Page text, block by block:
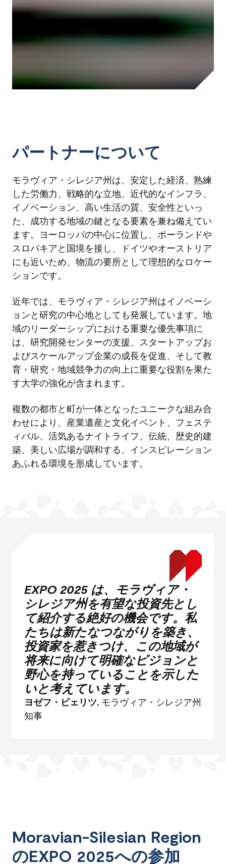
パートナーについて
モラヴィア・シレジア州は、安定した経済、熟練
した労働力、戦略的な立地、近代的なインフラ、
イノベーション、高い生活の質、安全性といっ
た、成功する地域の鍵となる要素を兼ね備えてい
ます。ヨーロッパの中心に位置し、ポーランドや
スロバキアと国境を接し、ドイツやオーストリア
にも近いため、物流の要所として理想的なロケー
ションです。
近年では、モラヴィア・シレジア州はイノベーシ
ョンと研究の中心地としても発展しています。地
域のリーダーシップにおける重要な優先事項に
は、研究開発センターの支援、スタートアップお
よびスケールアップ企業の成長を促進、そして教
育・研究・地域競争力の向上に重要な役割を果た
す大学の強化が含まれます。
複数の都市と町が一体となったユニークな組み合
わせにより、産業遺産と文化イベント、フェステ
ィバル、活気あるナイトライフ、伝統、歴史的建
築、美しい広場が調和する、インスピレーション
あふれる環境を形成しています。
EXPO 2025 は、モラヴィア・
シレジア州を有望な投資先とし
て紹介する絶好の機会です。私
たちは新たなつながりを築き、
投資家を惹きつけ、この地域が
将来に向けて明確なビジョンと
野心を持っていることを示した
いと考えています。
ヨゼフ・ビェリツ, モラヴィア・シレジア州
知事
Moravian-Silesian Region
のEXPO 2025への参加